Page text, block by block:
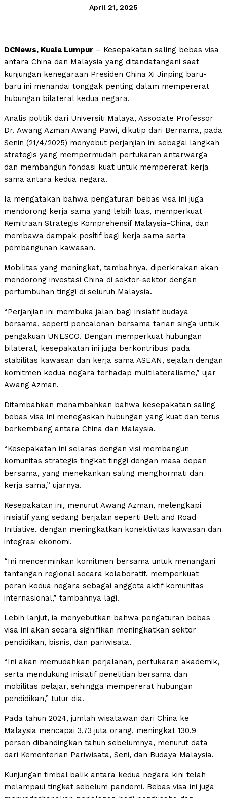
April 21, 2025
DCNews, Kuala Lumpur – Kesepakatan saling bebas visa
antara China dan Malaysia yang ditandatangani saat
kunjungan kenegaraan Presiden China Xi Jinping baru-
baru ini menandai tonggak penting dalam mempererat
hubungan bilateral kedua negara.
Analis politik dari Universiti Malaya, Associate Professor
Dr. Awang Azman Awang Pawi, dikutip dari Bernama, pada
Senin (21/4/2025) menyebut perjanjian ini sebagai langkah
strategis yang mempermudah pertukaran antarwarga
dan membangun fondasi kuat untuk mempererat kerja
sama antara kedua negara.
Ia mengatakan bahwa pengaturan bebas visa ini juga
mendorong kerja sama yang lebih luas, memperkuat
Kemitraan Strategis Komprehensif Malaysia-China, dan
membawa dampak positif bagi kerja sama serta
pembangunan kawasan.
Mobilitas yang meningkat, tambahnya, diperkirakan akan
mendorong investasi China di sektor-sektor dengan
pertumbuhan tinggi di seluruh Malaysia.
“Perjanjian ini membuka jalan bagi inisiatif budaya
bersama, seperti pencalonan bersama tarian singa untuk
pengakuan UNESCO. Dengan memperkuat hubungan
bilateral, kesepakatan ini juga berkontribusi pada
stabilitas kawasan dan kerja sama ASEAN, sejalan dengan
komitmen kedua negara terhadap multilateralisme,” ujar
Awang Azman.
Ditambahkan menambahkan bahwa kesepakatan saling
bebas visa ini menegaskan hubungan yang kuat dan terus
berkembang antara China dan Malaysia.
“Kesepakatan ini selaras dengan visi membangun
komunitas strategis tingkat tinggi dengan masa depan
bersama, yang menekankan saling menghormati dan
kerja sama,” ujarnya.
Kesepakatan ini, menurut Awang Azman, melengkapi
inisiatif yang sedang berjalan seperti Belt and Road
Initiative, dengan meningkatkan konektivitas kawasan dan
integrasi ekonomi.
“Ini mencerminkan komitmen bersama untuk menangani
tantangan regional secara kolaboratif, memperkuat
peran kedua negara sebagai anggota aktif komunitas
internasional,” tambahnya lagi.
Lebih lanjut, ia menyebutkan bahwa pengaturan bebas
visa ini akan secara signifikan meningkatkan sektor
pendidikan, bisnis, dan pariwisata.
“Ini akan memudahkan perjalanan, pertukaran akademik,
serta mendukung inisiatif penelitian bersama dan
mobilitas pelajar, sehingga mempererat hubungan
pendidikan,” tutur dia.
Pada tahun 2024, jumlah wisatawan dari China ke
Malaysia mencapai 3,73 juta orang, meningkat 130,9
persen dibandingkan tahun sebelumnya, menurut data
dari Kementerian Pariwisata, Seni, dan Budaya Malaysia.
Kunjungan timbal balik antara kedua negara kini telah
melampaui tingkat sebelum pandemi. Bebas visa ini juga